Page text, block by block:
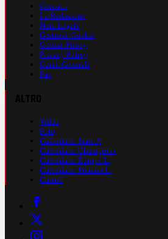
Contatti
La Redazione
Nota Legale
Gestione Cookie
Cookie Policy
Privacy Policy
Cond. Generali
Faq
Video
Foto
Calendario Serie A
Calendario Champions
Calendario Europa L.
Calendario Premier L.
Casinò